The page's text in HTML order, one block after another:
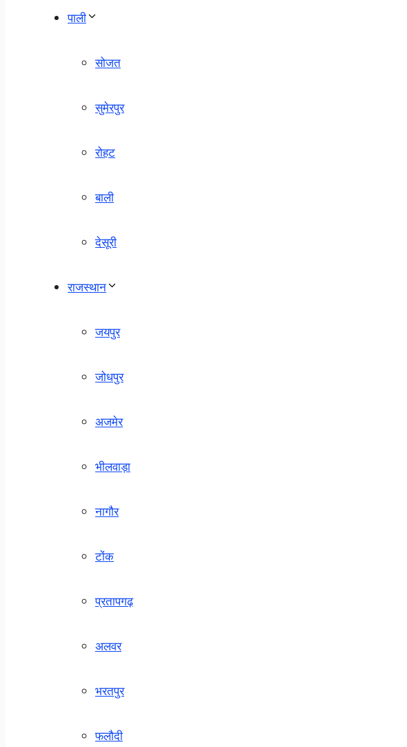
पाली
सोजत
सुमेरपुर
रोहट
बाली
देसूरी
राजस्थान
जयपुर
जोधपुर
अजमेर
भीलवाड़ा
नागौर
टोंक
प्रतापगढ़
अलवर
भरतपुर
फलौदी